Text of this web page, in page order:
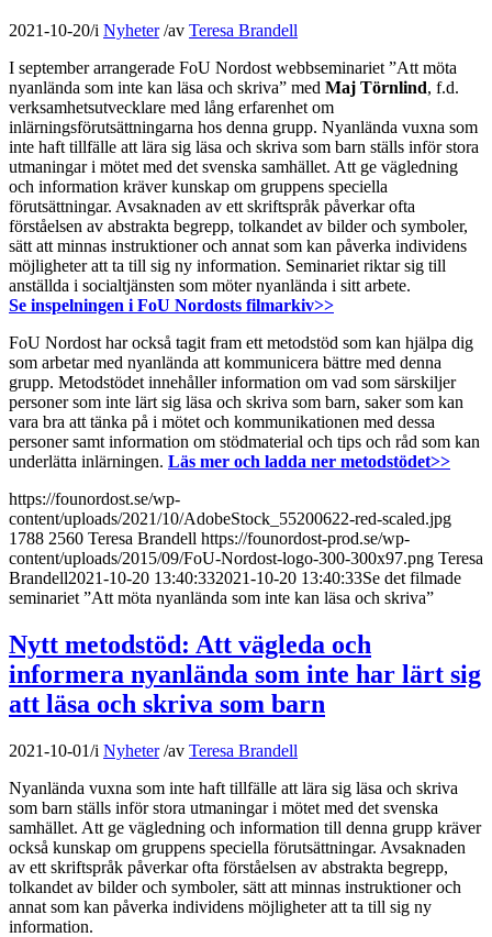
2021-10-20/i Nyheter /av Teresa Brandell
I september arrangerade FoU Nordost webbseminariet ”Att möta
nyanlända som inte kan läsa och skriva” med Maj Törnlind, f.d.
verksamhetsutvecklare med lång erfarenhet om
inlärningsförutsättningarna hos denna grupp. Nyanlända vuxna som
inte haft tillfälle att lära sig läsa och skriva som barn ställs inför stora
utmaningar i mötet med det svenska samhället. Att ge vägledning
och information kräver kunskap om gruppens speciella
förutsättningar. Avsaknaden av ett skriftspråk påverkar ofta
förståelsen av abstrakta begrepp, tolkandet av bilder och symboler,
sätt att minnas instruktioner och annat som kan påverka individens
möjligheter att ta till sig ny information. Seminariet riktar sig till
anställda i socialtjänsten som möter nyanlända i sitt arbete.
Se inspelningen i FoU Nordosts filmarkiv>>
FoU Nordost har också tagit fram ett metodstöd som kan hjälpa dig
som arbetar med nyanlända att kommunicera bättre med denna
grupp. Metodstödet innehåller information om vad som särskiljer
personer som inte lärt sig läsa och skriva som barn, saker som kan
vara bra att tänka på i mötet och kommunikationen med dessa
personer samt information om stödmaterial och tips och råd som kan
underlätta inlärningen. Läs mer och ladda ner metodstödet>>
https://founordost.se/wp-
content/uploads/2021/10/AdobeStock_55200622-red-scaled.jpg
1788 2560 Teresa Brandell https://founordost-prod.se/wp-
content/uploads/2015/09/FoU-Nordost-logo-300-300x97.png Teresa
Brandell2021-10-20 13:40:332021-10-20 13:40:33Se det filmade
seminariet ”Att möta nyanlända som inte kan läsa och skriva”
Nytt metodstöd: Att vägleda och
informera nyanlända som inte har lärt sig
att läsa och skriva som barn
2021-10-01/i Nyheter /av Teresa Brandell
Nyanlända vuxna som inte haft tillfälle att lära sig läsa och skriva
som barn ställs inför stora utmaningar i mötet med det svenska
samhället. Att ge vägledning och information till denna grupp kräver
också kunskap om gruppens speciella förutsättningar. Avsaknaden
av ett skriftspråk påverkar ofta förståelsen av abstrakta begrepp,
tolkandet av bilder och symboler, sätt att minnas instruktioner och
annat som kan påverka individens möjligheter att ta till sig ny
information.